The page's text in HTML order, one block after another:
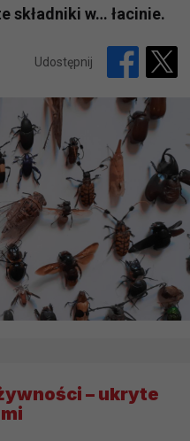
składniki w… łacinie.
Udostępnij
– ukryte